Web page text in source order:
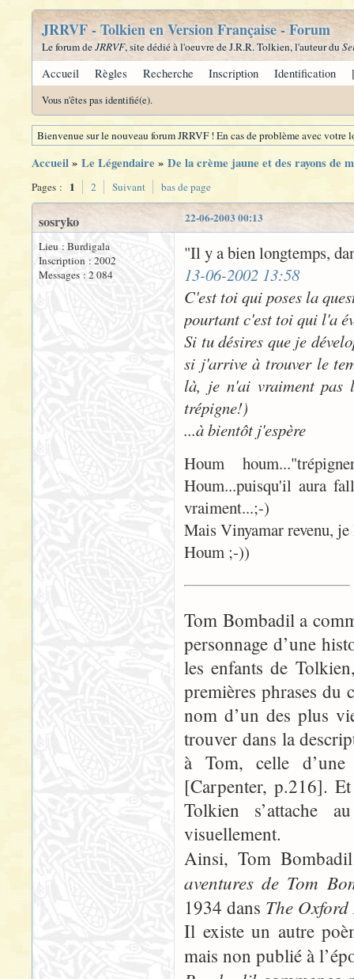
JRRVF - Tolkien en Version Française - Forum
Le forum deJRRVF, site dédié à l'oeuvre de J.R.R. Tolkien, l'auteur du
Accueil Règles Recherche Inscription Identification
Vous n'êtes pas identifié(e).
Bienvenue sur le nouveau forum JRRVF ! En cas de problème avec
Accueil» Le Légendaire » De la crème jaune et des rayons de
Pages : 1 2 Suivant bas de page
22-06-2003 00:13
sosryko
Lieu : Burdigala
Inscription : 2002
Messages : 2 084
"Il y a bien longtemps,
13-06-2002 13:58
C'est toi qui poses la
pourtant c'est toi qui l'a
Si tu désires que je
si j'arrive à trouver le
là, je n'ai vraiment pas
trépigne!)
...à bientôt j'espère
Houm
Houm...puisqu'il aura
vraiment...;-)
Mais Vinyamar revenu,
Houm ;-))
Tom Bombadil a
personnage d’une
les enfants de
premières phrases
nom d’un des plus
trouver dans la
à Tom, celle d’une
[Carpenter, p.216].
Tolkien s’attache
visuellement.
Ainsi, Tom
aventures de Tom
1934 dans The
Il existe un autre
mais non publié à